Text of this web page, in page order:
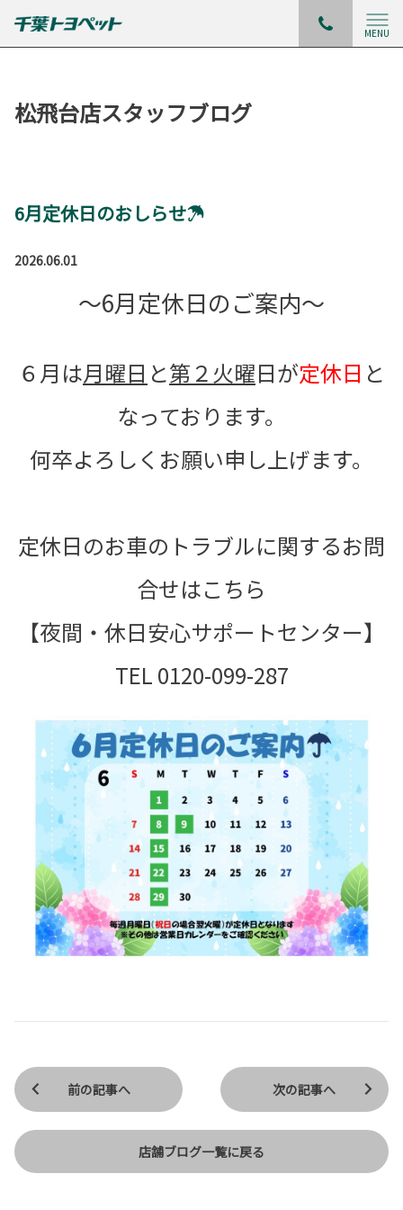
MENU
松飛台店スタッフブログ
6月定休日のおしらせ☂
2026.06.01
～6月定休日のご案内～
６月は月曜日 と第２火曜日が定休日 と
なっております。
何卒よろしくお願い申し上げます。
定休日のお車のトラブルに関するお問
合せはこちら
【夜間・休日安心サポートセンター】
TEL 0120-099-287
前の記事へ
店舗ブログ一覧に戻る
次の記事へ